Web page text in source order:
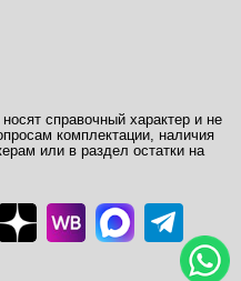
справочный характер и не
комплектации, наличия
или в раздел остатки на